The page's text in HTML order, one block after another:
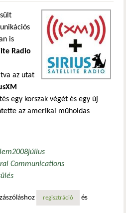
is
Radio
az utat
egy korszak végét és egy új
az amerikai műholdas
2008július
Communications
a sirius és az xm műholdas rádiók
regisztráció és